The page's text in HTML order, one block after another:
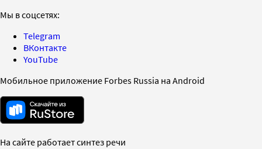
Мы в соцсетях:
Telegram
ВКонтакте
YouTube
Мобильное приложение Forbes Russia на Android
На сайте работает синтез речи